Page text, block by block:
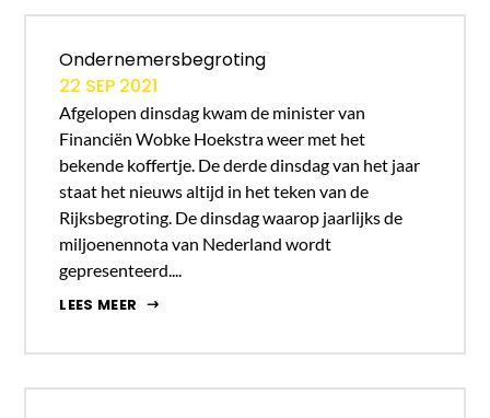
Ondernemersbegroting
22 SEP 2021
Afgelopen dinsdag kwam de minister van
Financiën Wobke Hoekstra weer met het
bekende koffertje. De derde dinsdag van het jaar
staat het nieuws altijd in het teken van de
Rijksbegroting. De dinsdag waarop jaarlijks de
miljoenennota van Nederland wordt
gepresenteerd....
LEES MEER